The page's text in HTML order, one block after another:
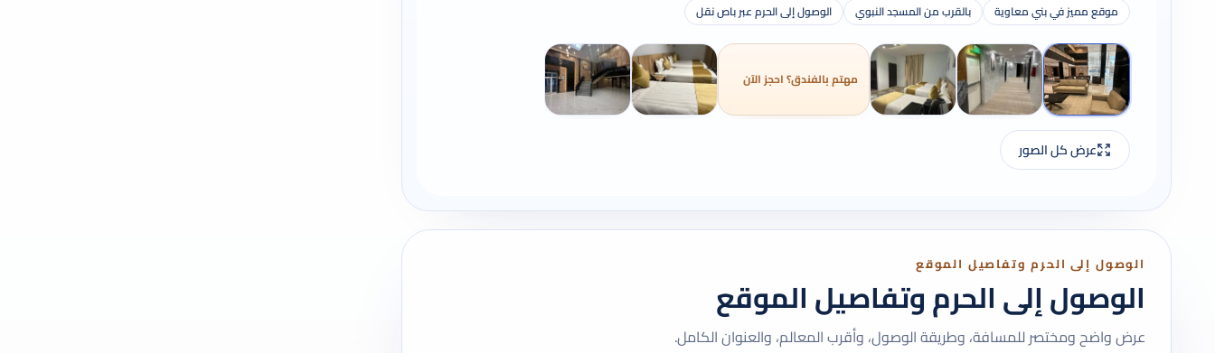
موقع مميز في بني معاوية بالقرب من المسجد النبوي الوصول إلى الحرم عبر باص نقل
مهتم بالفندق؟ احجز الآن
عرض كل الصور
الوصول إلى الحرم وتفاصيل الموقع
الوصول إلى الحرم وتفاصيل الموقع
عرض واضح ومختصر للمسافة، وطريقة الوصول، وأقرب المعالم، والعنوان الكامل.